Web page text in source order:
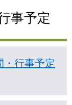
事予定
・行事予定